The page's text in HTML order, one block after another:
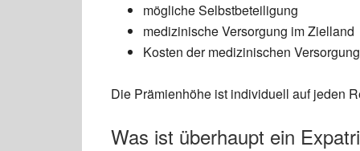
mögliche Selbstbeteiligung
medizinische Versorgung im Zielland
Kosten der medizinischen
Die Prämienhöhe ist individuell auf jeden
Was ist überhaupt ein